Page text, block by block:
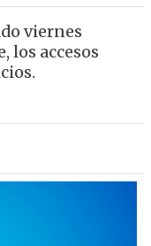
viernes
los accesos